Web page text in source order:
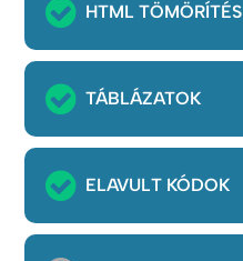
HTML TÖMÖRÍTÉS
TÁBLÁZATOK
ELAVULT KÓDOK